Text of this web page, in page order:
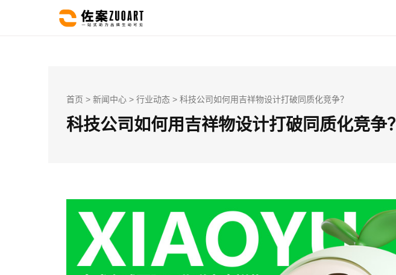
首页 > 新闻中心 > 行业动态 > 科技公司如何用吉祥物设计打破同质化竞争？
科技公司如何用吉祥物设计打破同质化竞争？